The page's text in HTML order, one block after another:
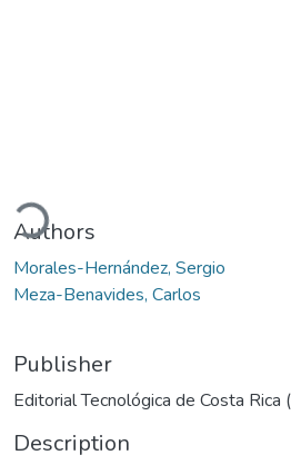
Authors
Morales-Hernández, Sergio
Meza-Benavides, Carlos
Publisher
Editorial Tecnológica de Costa Rica
Description